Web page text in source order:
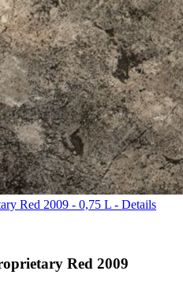
Red 2009 - 0,75 L - Details
Red 2009